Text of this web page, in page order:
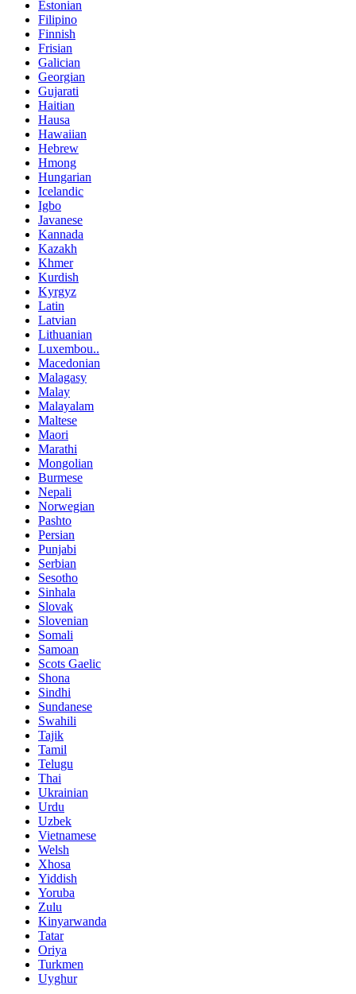
Estonian
Filipino
Finnish
Frisian
Galician
Georgian
Gujarati
Haitian
Hausa
Hawaiian
Hebrew
Hmong
Hungarian
Icelandic
Igbo
Javanese
Kannada
Kazakh
Khmer
Kurdish
Kyrgyz
Latin
Latvian
Lithuanian
Luxembou..
Macedonian
Malagasy
Malay
Malayalam
Maltese
Maori
Marathi
Mongolian
Burmese
Nepali
Norwegian
Pashto
Persian
Punjabi
Serbian
Sesotho
Sinhala
Slovak
Slovenian
Somali
Samoan
Scots Gaelic
Shona
Sindhi
Sundanese
Swahili
Tajik
Tamil
Telugu
Thai
Ukrainian
Urdu
Uzbek
Vietnamese
Welsh
Xhosa
Yiddish
Yoruba
Zulu
Kinyarwanda
Tatar
Oriya
Turkmen
Uyghur